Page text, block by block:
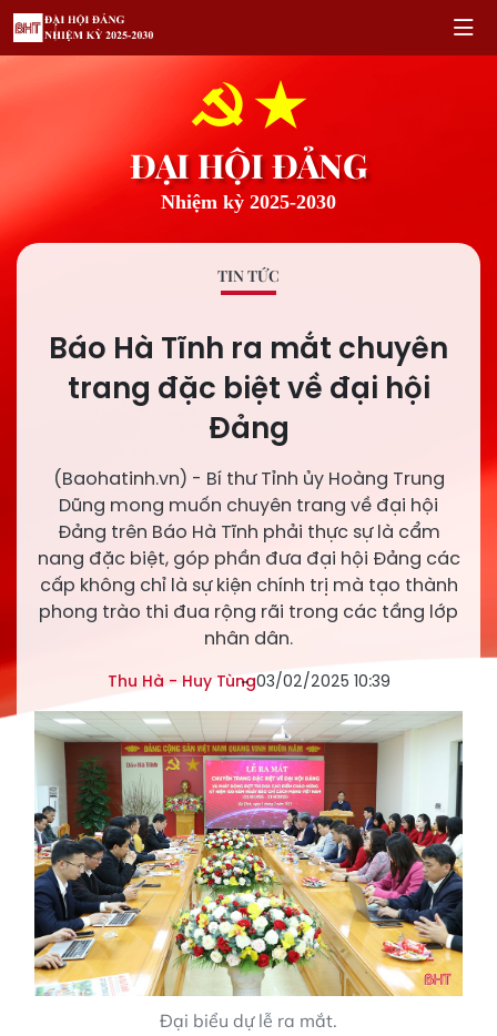
ĐẠI HỘI ĐẢNG
Nhiệm kỳ 2025-2030
TIN TỨC
Báo Hà Tĩnh ra mắt chuyên
trang đặc biệt về đại hội
Đảng
(Baohatinh.vn) - Bí thư Tỉnh ủy Hoàng Trung
Dũng mong muốn chuyên trang về đại hội
Đảng trên Báo Hà Tĩnh phải thực sự là cẩm
nang đặc biệt, góp phần đưa đại hội Đảng các
cấp không chỉ là sự kiện chính trị mà tạo thành
phong trào thi đua rộng rãi trong các tầng lớp
nhân dân.
Thu Hà - Huy Tùng03/02/2025 10:39
Đại biểu dự lễ ra mắt.